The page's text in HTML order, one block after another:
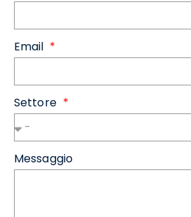
Email
Settore
Messaggio